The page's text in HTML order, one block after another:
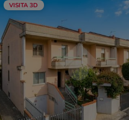
VISITA 3D